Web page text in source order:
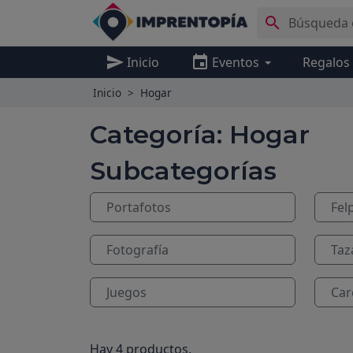

sendInicio event Eventos
Inicio Hogar
Categoría: Hogar
Subcategorías
Portafotos
Fotografía
Juegos
Hay 4 productos.